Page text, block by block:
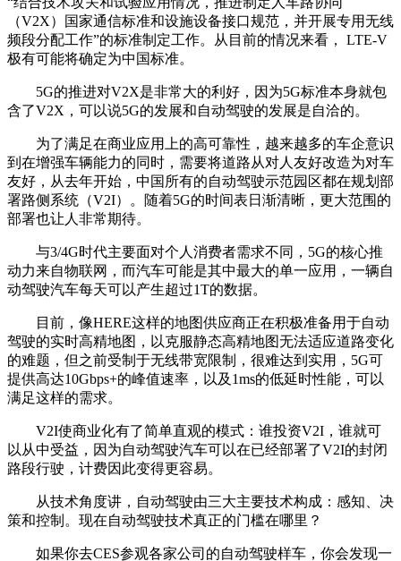
（V2X）国家通信标准和设施设备接口规范，并开展专用无线
频段分配工作”的标准制定工作。从目前的情况来看， LTE-V
极有可能将确定为中国标准。
5G的推进对V2X是非常大的利好，因为5G标准本身就包
含了V2X，可以说5G的发展和自动驾驶的发展是自洽的。
为了满足在商业应用上的高可靠性，越来越多的车企意识
到在增强车辆能力的同时，需要将道路从对人友好改造为对车
友好，从去年开始，中国所有的自动驾驶示范园区都在规划部
署路侧系统（V2I）。随着5G的时间表日渐清晰，更大范围的
部署也让人非常期待。
与3/4G时代主要面对个人消费者需求不同，5G的核心推
动力来自物联网，而汽车可能是其中最大的单一应用，一辆自
动驾驶汽车每天可以产生超过1T的数据。
目前，像HERE这样的地图供应商正在积极准备用于自动
驾驶的实时高精地图，以克服静态高精地图无法适应道路变化
的难题，但之前受制于无线带宽限制，很难达到实用，5G可
提供高达10Gbps+的峰值速率，以及1ms的低延时性能，可以
满足这样的需求。
V2I使商业化有了简单直观的模式：谁投资V2I，谁就可
以从中受益，因为自动驾驶汽车可以在已经部署了V2I的封闭
路段行驶，计费因此变得更容易。
从技术角度讲，自动驾驶由三大主要技术构成：感知、决
策和控制。现在自动驾驶技术真正的门槛在哪里？
如果你去CES参观各家公司的自动驾驶样车，你会发现一